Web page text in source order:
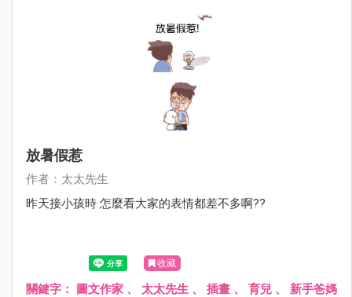
放暑假惹
作者：太太先生
昨天接小孩時 怎麼看大家的表情都差不多啊??
收藏
關鍵字： 圖文作家 、 太太先生 、 插畫 、 育兒 、 新手爸媽